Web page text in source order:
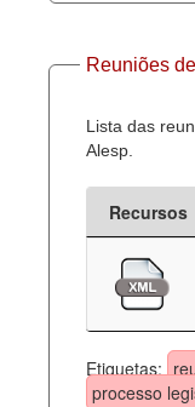
Reuniões
Lista das
Alesp.
Recursos
Etiquetas:
processo